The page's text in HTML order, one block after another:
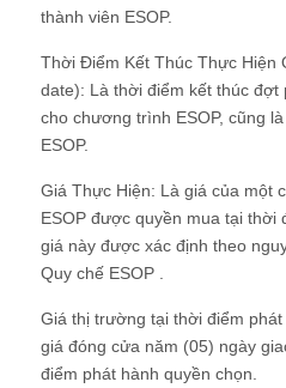
thành viên ESOP.
Thời Điểm Kết Thúc Thực Hiện
date): Là thời điểm kết thúc đợt
cho chương trình ESOP, cũng
ESOP.
Giá Thực Hiện: Là giá của một
ESOP được quyền mua tại thời
giá này được xác định theo
Quy chế ESOP .
Giá thị trường tại thời điểm
giá đóng cửa năm (05) ngày
điểm phát hành quyền chọn.